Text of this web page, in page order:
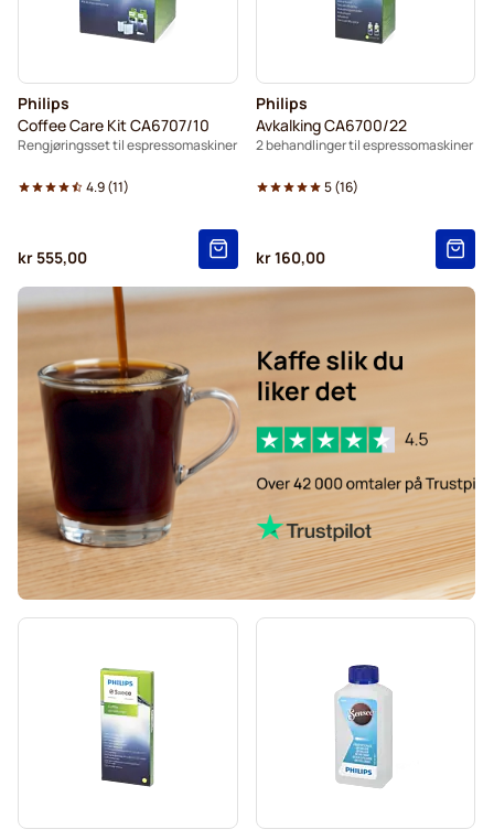
Philips
Coffee Care Kit CA6707/10
Rengjøringsset til espressomaskiner
4.9(11)
kr 555,00
Philips
Avkalking CA6700/22
2 behandlinger til espressomaskiner
5(16)
kr 160,00